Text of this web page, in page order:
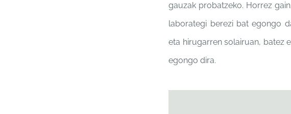
gauzak probatzeko. Horrez
laborategi berezi bat egongo
eta hirugarren solairuan, batez
egongo dira.